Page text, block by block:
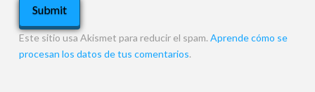
Este sitio usa Akismet para reducir el spam. Aprende cómo se
procesan los datos de tus comentarios.